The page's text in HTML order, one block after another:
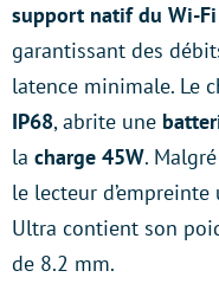
support natif du Wi-
garantissant des
latence minimale. Le
IP68, abrite une
la charge 45W.
le lecteur d’empreinte
Ultra contient son
de 8.2 mm.